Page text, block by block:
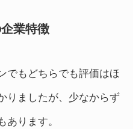
業特徴
でもどちらでも評価はほ
りましたが、少なからず
あります。